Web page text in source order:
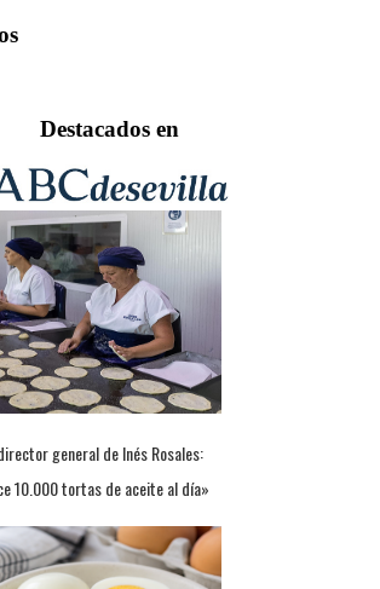
Destacados en
general de Inés Rosales:
10.000 tortas de aceite al día»